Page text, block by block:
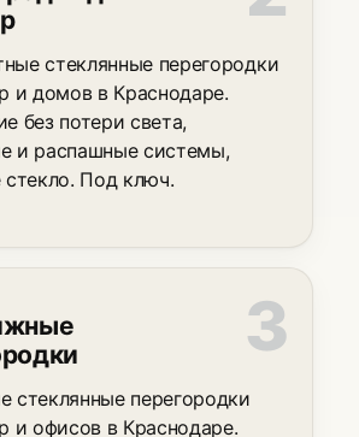
стеклянные перегородки
и домов в Краснодаре.
без потери света,
и распашные системы,
стекло. Под ключ.
стеклянные перегородки
и офисов в Краснодаре.